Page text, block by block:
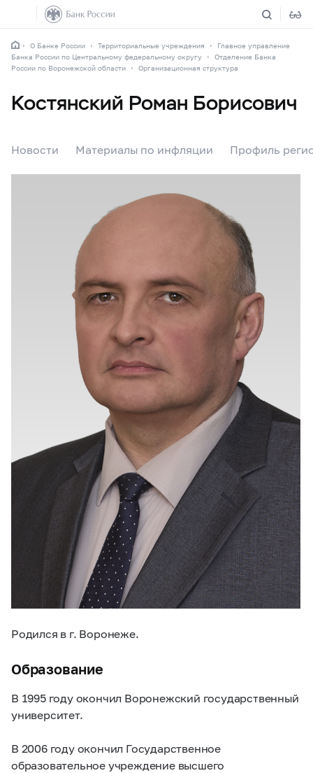
О Банке России Территориальные учреждения
Главное управление
Банка России по Центральному федеральному округу
Отделение Банка
России по Воронежской области
Организационная структура
Костянский Роман Борисович
Новости Материалы по инфляции Профиль
Родился в г. Воронеже.
Образование
В 1995 году окончил Воронежский государственный
университет.
В 2006 году окончил Государственное
образовательное учреждение высшего